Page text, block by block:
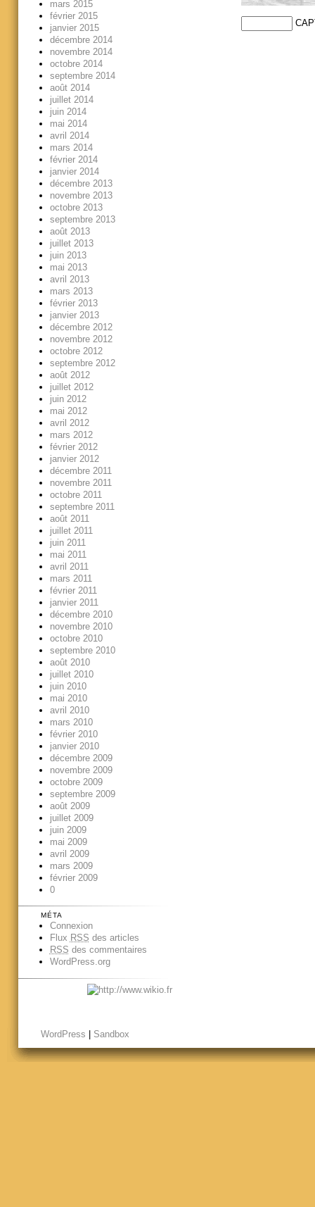
mars 2015
février 2015
janvier 2015
décembre 2014
novembre 2014
octobre 2014
septembre 2014
août 2014
juillet 2014
juin 2014
mai 2014
avril 2014
mars 2014
février 2014
janvier 2014
décembre 2013
novembre 2013
octobre 2013
septembre 2013
août 2013
juillet 2013
juin 2013
mai 2013
avril 2013
mars 2013
février 2013
janvier 2013
décembre 2012
novembre 2012
octobre 2012
septembre 2012
août 2012
juillet 2012
juin 2012
mai 2012
avril 2012
mars 2012
février 2012
janvier 2012
décembre 2011
novembre 2011
octobre 2011
septembre 2011
août 2011
juillet 2011
juin 2011
mai 2011
avril 2011
mars 2011
février 2011
janvier 2011
décembre 2010
novembre 2010
octobre 2010
septembre 2010
août 2010
juillet 2010
juin 2010
mai 2010
avril 2010
mars 2010
février 2010
janvier 2010
décembre 2009
novembre 2009
octobre 2009
septembre 2009
août 2009
juillet 2009
juin 2009
mai 2009
avril 2009
mars 2009
février 2009
0
MÉTA
Connexion
Flux RSS des articles
RSS des commentaires
WordPress.org
WordPress Sandbox